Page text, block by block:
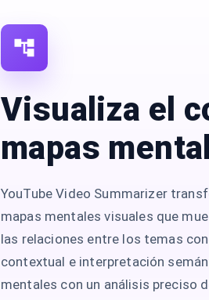
Visualiza el
mapas
YouTube Video Summarizer
mapas mentales visuales que
las relaciones entre los temas
contextual e interpretación
mentales con un análisis preciso